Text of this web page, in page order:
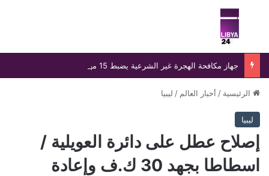
بحث عن
الرئيسية / أخبار العالم / ليبيا
ليبيا
إصلاح عطل على دائرة العويلية /
اسطاطا بجهد 30 ك.ف وإعادة